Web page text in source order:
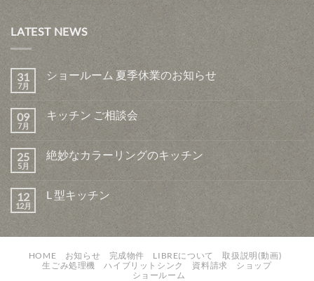
LATEST NEWS
31
7月
ショールーム 夏季休業のお知らせ
09
7月
キッチン ご相談会
25
5月
絶妙なカラーリングのキッチン
12
12月
L 型キッチン
HOME お知らせ 完成物件 LIBREについて
取扱説明(動画)
生ごみ処理機
ハイブリットシンク 資料請求
ショップ
ショールーム